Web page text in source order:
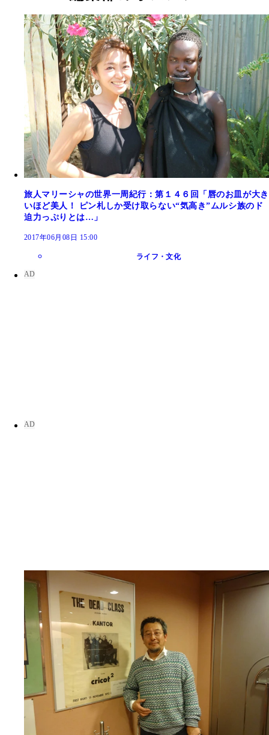
旅人マリーシャの世界一周紀行：第１４６回「唇のお皿が大き
いほど美人！ ピン札しか受け取らない“気高き”ムルシ族のド
迫力っぷりとは…」
2017年06月08日 15:00
ライフ・文化